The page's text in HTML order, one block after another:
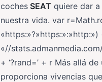
coches SEAT quiere dar
nuestra vida. var
«https:»?»https:»:»http:»)
«//
+ ‘?rand=’ + r Más allá
proporciona vivencias